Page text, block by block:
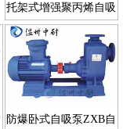
托架式增强聚丙烯自吸
泵FPZ自吸泵厂家
防爆卧式自吸泵ZXB自